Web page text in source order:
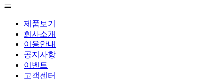
제품보기
회사소개
이용안내
공지사항
이벤트
고객센터